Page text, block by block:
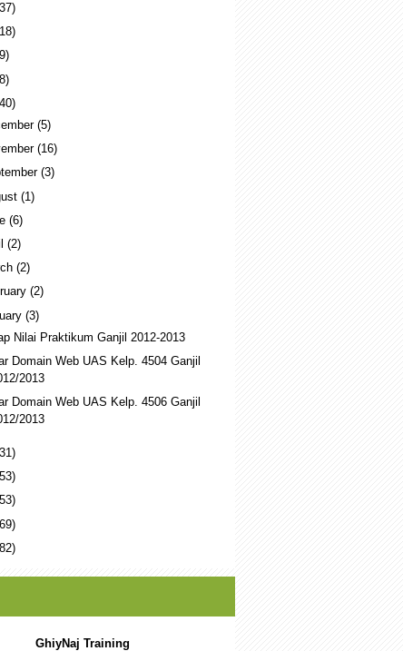
(5)
(16)
(3)
(1)
(6)
(2)
(2)
(2)
(3)
Nilai Praktikum Ganjil 2012-2013
Domain Web UAS Kelp. 4504 Ganjil
2013
Domain Web UAS Kelp. 4506 Ganjil
2013
GhiyNaj Training